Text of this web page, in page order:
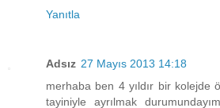
Yanıtla
Adsız 27 Mayıs 2013 14:18
merhaba ben 4 yıldır bir kolejde
tayiniyle ayrılmak